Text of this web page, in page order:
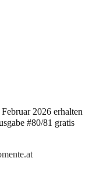
2026 erhalten
#80/81 gratis